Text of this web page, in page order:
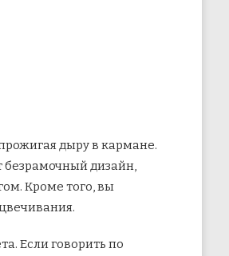
дыру в кармане.
дизайн,
Кроме того, вы
Если говорить по